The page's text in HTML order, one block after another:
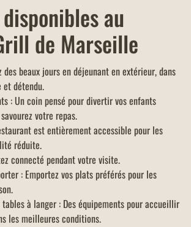
au
de Marseille
des beaux jours en déjeunant en extérieur, dans
et détendu.
: Un coin pensé pour divertir vos enfants
votre repas.
est entièrement accessible pour les
réduite.
connecté pendant votre visite.
: Emportez vos plats préférés pour les
à langer : Des équipements pour accueillir
les meilleures conditions.